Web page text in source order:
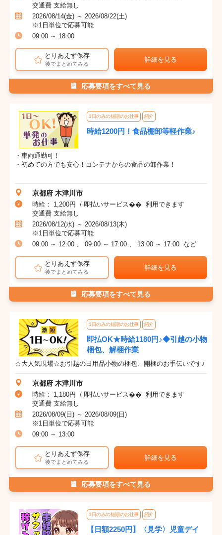
交通費 支給無し
2026/08/14(金) ～ 2026/08/22(土)
※1日単位で応募可能
09:00 ～ 18:00
とりあえず保存
後でまとめてみる
詳細を見る
応募要項をすべて見る
1日のみの短期のお仕事 紹介
時給1200円！食品棚卸等軽作業♪
・車両通勤可！
・初めての方でも安心！コンテナからの食品の卸作業！
京都府 木津川市
時給： 1,200円 / 即払いサービス�� 利用できます
交通費 支給無し
2026/08/12(水) ～ 2026/08/13(木)
※1日単位で応募可能
09:00 ～ 12:00 、 09:00 ～ 17:00 、 13:00 ～ 17:00 など
とりあえず保存
後でまとめてみる
詳細を見る
応募要項をすべて見る
1日のみの短期のお仕事 紹介
即払OK★時給1180円♪◆引越の小物
梱包、解梱作業
☆大人気現場☆お引越の日用品小物の梱包、開梱のお手伝いです♪
京都府 木津川市
時給： 1,180円 / 即払いサービス�� 利用できます
交通費 支給無し
2026/08/09(日) ～ 2026/08/09(日)
※1日単位で応募可能
09:00 ～ 13:00
とりあえず保存
後でまとめてみる
詳細を見る
応募要項をすべて見る
1日のみの短期のお仕事 紹介
【日額2250円】〈見学〉児童デイ